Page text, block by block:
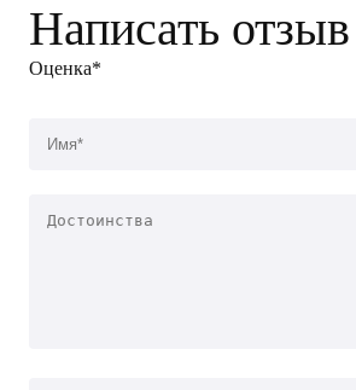
Написать отзыв
Оценка*